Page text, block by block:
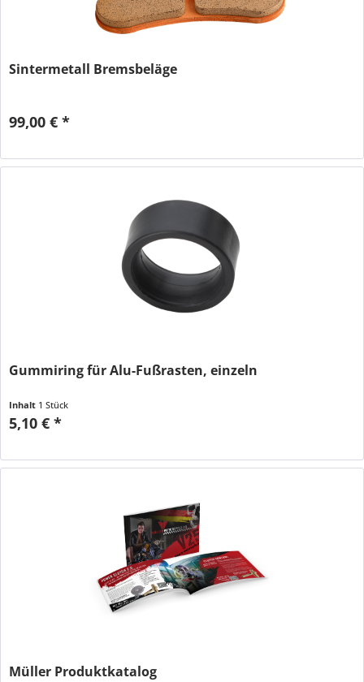
Sintermetall Bremsbeläge
99,00 € *
Gummiring für Alu-Fußrasten, einzeln
Inhalt 1 Stück
5,10 € *
Müller Produktkatalog